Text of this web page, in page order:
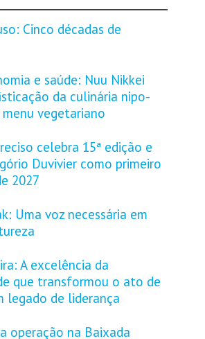
Cinco décadas de
e saúde: Nuu Nikkei
da culinária nipo-
vegetariano
celebra 15ª edição e
Duvivier como primeiro
2027
Uma voz necessária em
A excelência da
que transformou o ato de
legado de liderança
operação na Baixada